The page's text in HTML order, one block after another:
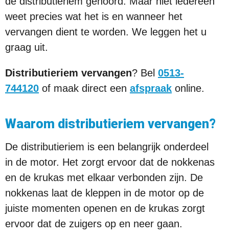
weet precies wat het is en wanneer het
vervangen dient te worden. We leggen het u
graag uit.
Distributieriem vervangen? Bel 0513-
744120 of maak direct een afspraak online.
Waarom distributieriem vervangen?
De distributieriem is een belangrijk onderdeel
in de motor. Het zorgt ervoor dat de nokkenas
en de krukas met elkaar verbonden zijn. De
nokkenas laat de kleppen in de motor op de
juiste momenten openen en de krukas zorgt
ervoor dat de zuigers op en neer gaan.